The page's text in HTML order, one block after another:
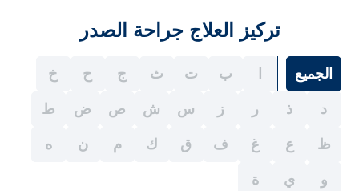
تركيز العلاج جراحة الصدر
الجميع ب ت ث ج ح خ
د ذ ر ز س ش ص ض ط
ظ ع غ ف ق ك م ن ه
و ي ة